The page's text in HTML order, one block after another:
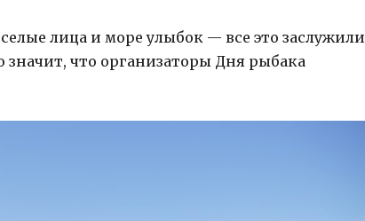
лица и море улыбок — все это заслужили
значит, что организаторы Дня рыбака